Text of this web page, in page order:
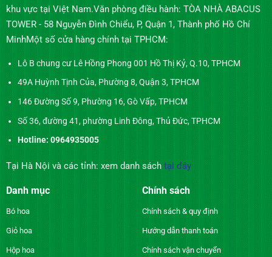
khu vực tại Việt Nam.Văn phòng điều hành: TÒA NHÀ ABACUS
TOWER - 58 Nguyễn Đình Chiểu, P, Quận 1, Thành phố Hồ Chí
MinhMột số cửa hàng chính tại TPHCM:
Lô B chung cư Lê Hồng Phong 001 Hồ Thị Kỷ, Q.10, TPHCM
49A Huỳnh Tịnh Của, Phường 8, Quận 3, TPHCM
146 Đường Số 9, Phường 16, Gò Vấp, TPHCM
Số 36, đường 41, phường Linh Đông, Thủ Đức, TPHCM
Hotline: 0964935005
Tại Hà Nội và các tỉnh: xem danh sách tại đây
Danh mục
Bó hoa
Giỏ hoa
Hộp hoa
Chính sách
Chính sách & quy định
Hướng dẫn thanh toán
Chính sách vận chuyển